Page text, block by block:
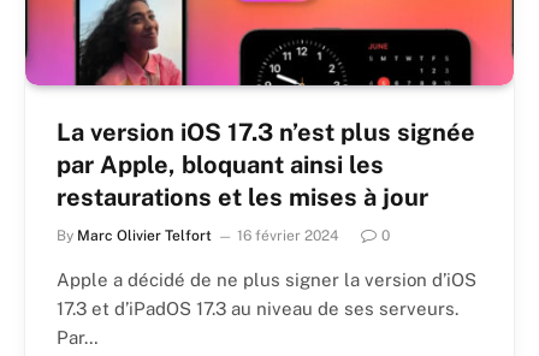
La version iOS 17.3 n’est plus signée
par Apple, bloquant ainsi les
restaurations et les mises à jour
By Marc Olivier Telfort 16 février 2024 0
Apple a décidé de ne plus signer la version d’iOS
17.3 et d’iPadOS 17.3 au niveau de ses serveurs.
Par…